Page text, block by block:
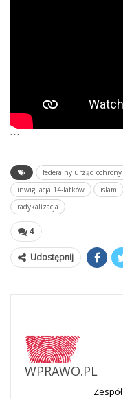
```
federalny urząd
inwigilacja 14-latków
islam
radykalizacja
4
Udostępnij
WPRAWO.PL